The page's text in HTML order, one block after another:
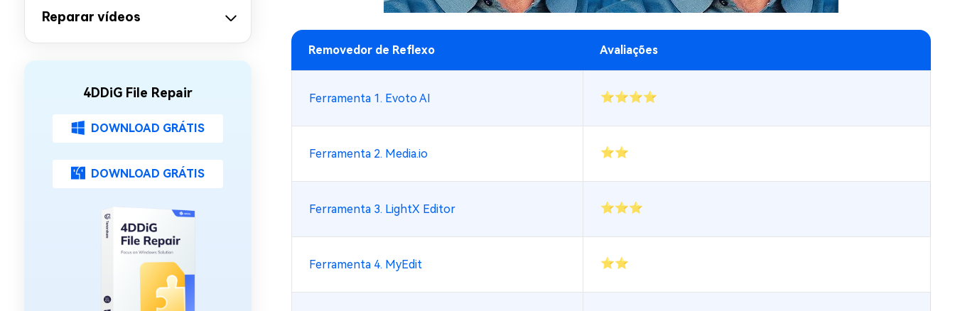
Reparar vídeos
4DDiG File Repair
DOWNLOAD GRÁTIS
DOWNLOAD GRÁTIS
Removedor de Reflexo Avaliações
Ferramenta 1. Evoto AI ⭐⭐⭐⭐
Ferramenta 2. Media.io ⭐⭐
Ferramenta 3. LightX Editor ⭐⭐⭐
Ferramenta 4. MyEdit ⭐⭐